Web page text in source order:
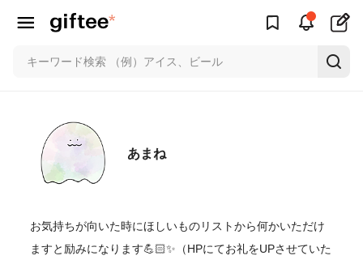
あまね
お気持ちが向いた時にほしいものリストから何かいただけ
ますと励みになります💪🏻✨（HPにてお礼をUPさせていた